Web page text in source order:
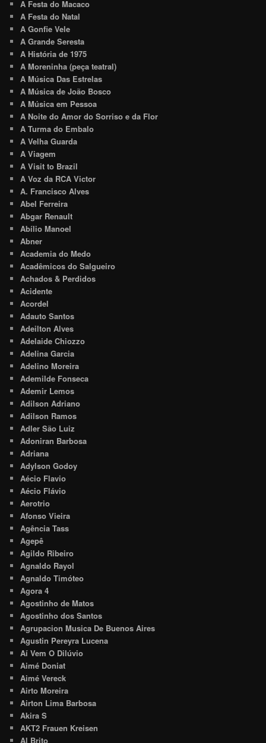
A Festa do Macaco
A Festa do Natal
A Gonfie Vele
A Grande Seresta
A História de 1975
A Moreninha (peça teatral)
A Música Das Estrelas
A Música de João Bosco
A Música em Pessoa
A Noite do Amor do Sorriso e da Flor
A Turma do Embalo
A Velha Guarda
A Viagem
A Visit to Brazil
A Voz da RCA Victor
A. Francisco Alves
Abel Ferreira
Abgar Renault
Abílio Manoel
Abner
Academia do Medo
Acadêmicos do Salgueiro
Achados & Perdidos
Acidente
Acordel
Adauto Santos
Adeilton Alves
Adelaide Chiozzo
Adelina Garcia
Adelino Moreira
Ademilde Fonseca
Ademir Lemos
Adilson Adriano
Adilson Ramos
Adler São Luiz
Adoniran Barbosa
Adriana
Adylson Godoy
Aécio Flavio
Aécio Flávio
Aerotrio
Afonso Vieira
Agência Tass
Agepê
Agildo Ribeiro
Agnaldo Rayol
Agnaldo Timóteo
Agora 4
Agostinho de Matos
Agostinho dos Santos
Agrupacion Musica De Buenos Aires
Agustin Pereyra Lucena
Aí Vem O Dilúvio
Aimé Doniat
Aimé Vereck
Airto Moreira
Airton Lima Barbosa
Akira S
AKT2 Frauen Kreisen
Al Brito